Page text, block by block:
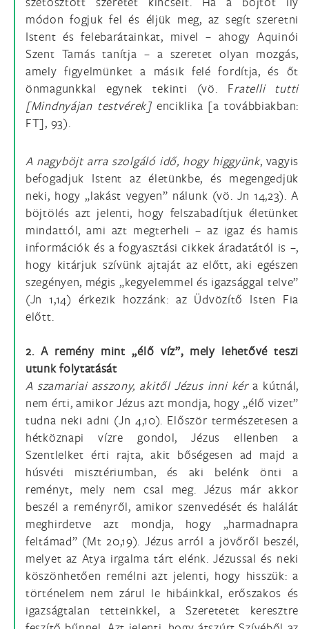
módon fogjuk fel és éljük meg, az segít szeretni
Istent és felebarátainkat, mivel – ahogy Aquinói
Szent Tamás tanítja – a szeretet olyan mozgás,
amely figyelmünket a másik felé fordítja, és őt
önmagunkkal egynek tekinti (vö. Fratelli tutti
[Mindnyájan testvérek] enciklika [a továbbiakban:
FT], 93).
A nagyböjt arra szolgáló idő, hogy higgyünk, vagyis
befogadjuk Istent az életünkbe, és megengedjük
neki, hogy „lakást vegyen” nálunk (vö. Jn 14,23). A
böjtölés azt jelenti, hogy felszabadítjuk életünket
mindattól, ami azt megterheli – az igaz és hamis
információk és a fogyasztási cikkek áradatától is –,
hogy kitárjuk szívünk ajtaját az előtt, aki egészen
szegényen, mégis „kegyelemmel és igazsággal telve”
(Jn 1,14) érkezik hozzánk: az Üdvözítő Isten Fia
előtt.
2. A remény mint „élő víz”, mely lehetővé teszi
utunk folytatását
A szamariai asszony, akitől Jézus inni kéra kútnál,
nem érti, amikor Jézus azt mondja, hogy „élő vizet”
tudna neki adni (Jn 4,10). Először természetesen a
hétköznapi vízre gondol, Jézus ellenben a
Szentlelket érti rajta, akit bőségesen ad majd a
húsvéti misztériumban, és aki belénk önti a
reményt, mely nem csal meg. Jézus már akkor
beszél a reményről, amikor szenvedését és halálát
meghirdetve azt mondja, hogy „harmadnapra
feltámad” (Mt 20,19). Jézus arról a jövőről beszél,
melyet az Atya irgalma tárt elénk. Jézussal és neki
köszönhetően remélni azt jelenti, hogy hisszük: a
történelem nem zárul le hibáinkkal, erőszakos és
igazságtalan tetteinkkel, a Szeretetet keresztre